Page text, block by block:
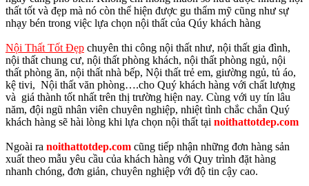
thất tốt và đẹp mà nó còn thể hiện được gu thẩm mỹ cũng như sự
nhạy bén trong việc lựa chọn nội thất của Qúy khách hàng
Nội Thất Tốt Đẹp chuyên thi công nội thất như, nội thất gia đình,
nội thất chung cư, nội thất phòng khách, nội thất phòng ngủ, nội
thất phòng ăn, nội thất nhà bếp, Nội thất trẻ em, giường ngủ, tủ áo,
kệ tivi, Nội thất văn phòng….cho Quý khách hàng với chất lượng
và giá thành tốt nhất trên thị trường hiện nay. Cùng với uy tín lâu
năm, đội ngũ nhân viên chuyên nghiệp, nhiệt tình chắc chắn Quý
khách hàng sẽ hài lòng khi lựa chọn nội thất tại noithattotdep.com
Ngoài ra noithattotdep.com cũng tiếp nhận những đơn hàng sản
xuất theo mẫu yêu cầu của khách hàng với Quy trình đặt hàng
nhanh chóng, đơn giản, chuyên nghiệp với độ tin cậy cao.